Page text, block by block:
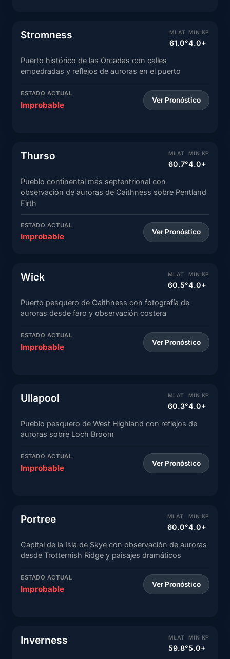
Stromness MLAT
61.0°
MIN KP
4.0+
Puerto histórico de las Orcadas con calles
empedradas y reflejos de auroras en el puerto
ESTADO ACTUAL
Improbable Ver Pronóstico
Thurso MLAT
60.7°
MIN KP
4.0+
Pueblo continental más septentrional con
observación de auroras de Caithness sobre Pentland
Firth
ESTADO ACTUAL
Improbable Ver Pronóstico
Wick MLAT
60.5°
MIN KP
4.0+
Puerto pesquero de Caithness con fotografía de
auroras desde faro y observación costera
ESTADO ACTUAL
Improbable Ver Pronóstico
Ullapool MLAT
60.3°
MIN KP
4.0+
Pueblo pesquero de West Highland con reflejos de
auroras sobre Loch Broom
ESTADO ACTUAL
Improbable Ver Pronóstico
Portree MLAT
60.0°
MIN KP
4.0+
Capital de la Isla de Skye con observación de auroras
desde Trotternish Ridge y paisajes dramáticos
ESTADO ACTUAL
Improbable Ver Pronóstico
Inverness MLAT
59.8°
MIN KP
5.0+